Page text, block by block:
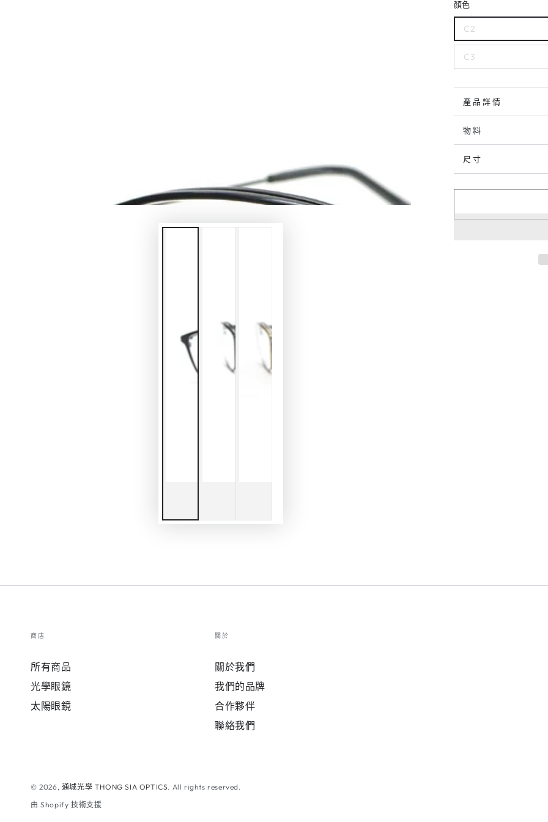
顏色
C2
C3
產品詳情
物料
尺寸
商店
所有商品
光學眼鏡
太陽眼鏡
關於
關於我們
我們的品牌
合作夥伴
聯絡我們
© 2026, 通城光學 THONG SIA OPTICS. All rights reserved.
由 Shopify 技術支援